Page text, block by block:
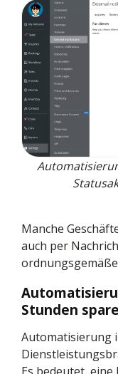
Manche
auch per
Stunden
Automatisierung